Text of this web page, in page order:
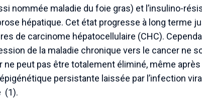
nommée maladie du foie gras) et l’insulino-
hépatique. Cet état progresse à long terme
de carcinome hépatocellulaire (CHC).
de la maladie chronique vers le cancer ne
ne peut pas être totalement éliminé, même
persistante laissée par l’infection
(1).